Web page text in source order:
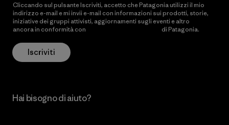
Cliccando sul pulsante Iscriviti, accetto che Patagonia utilizzi il mio
indirizzo e-mail e mi invii e-mail con informazioni sui prodotti, storie,
iniziative dei gruppi attivisti, aggiornamenti sugli eventi e altro
ancora in conformità con
di Patagonia.
Iscriviti
Hai bisogno di aiuto?